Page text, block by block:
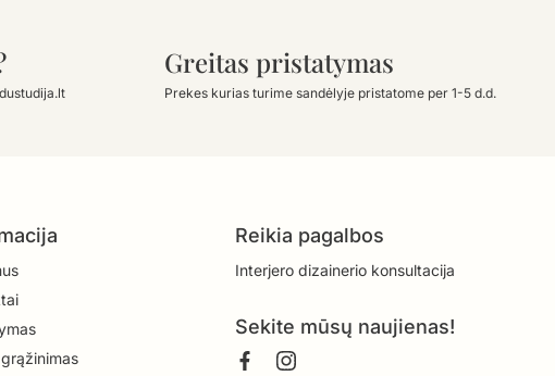
Greitas pristatymas
Prekes kurias turime sandėlyje pristatome per 1-5 d.d.
Reikia pagalbos
Interjero dizainerio konsultacija
Sekite mūsų naujienas!